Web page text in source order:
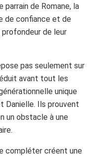
parrain de Romane, la
de confiance et de
de leur
pas seulement sur
avant tout les
unique
Danielle. Ils prouvent
un obstacle à une
compléter créent une